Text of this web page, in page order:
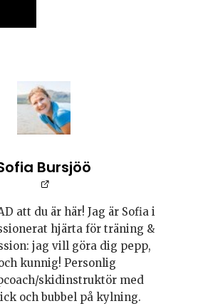
Bursjöö
att du är här! Jag är Sofia i
hjärta för träning &
jag vill göra dig pepp,
kunnig! Personlig
skidinstruktör med
och bubbel på kylning.